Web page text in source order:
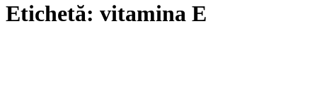
Etichetă: vitamina E